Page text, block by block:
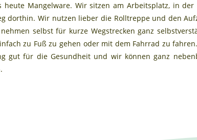
heute Mangelware. Wir sitzen am Arbeitsplatz, in der
dorthin. Wir nutzen lieber die Rolltreppe und den
selbst für kurze Wegstrecken ganz
zu Fuß zu gehen oder mit dem Fahrrad zu
gut für die Gesundheit und wir können ganz